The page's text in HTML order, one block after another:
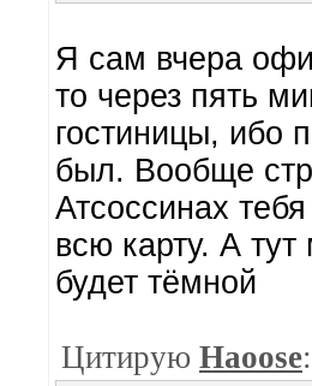
Я сам вчера
то через пять
гостиницы, ибо
был. Вообще
Атсоссинах
всю карту. А
будет тёмной
Цитирую Haoose: